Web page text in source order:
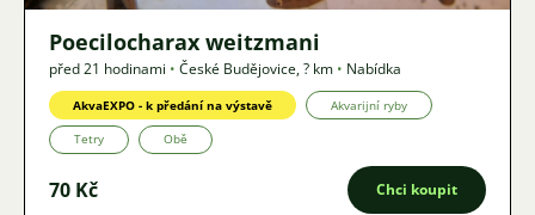
Poecilocharax weitzmani
před 21 hodinami • České Budějovice,? km • Nabídka
AkvaEXPO - k předání na výstavě Akvarijní ryby
Tetry Obě
70 Kč Chci koupit